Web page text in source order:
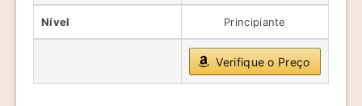
Nível Principiante
Verifique o Preço